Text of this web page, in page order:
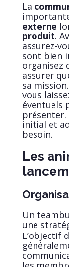
La
externe
produit.
assurez-
sont bien
organisez
assurer
sa
vous
éventuels
présenter.
initial et
besoin.
Les
Un
une
L’objectif